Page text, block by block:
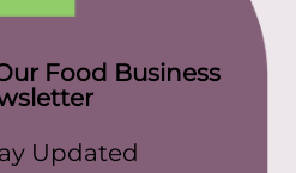
Food Business
Updated